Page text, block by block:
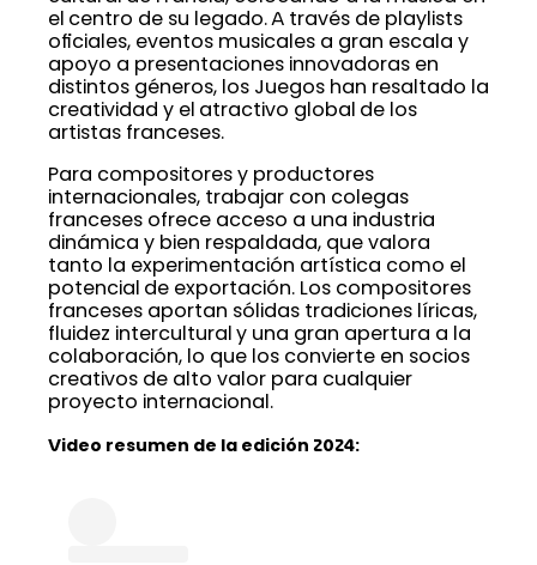
el centro de su legado. A través de playlists
oficiales, eventos musicales a gran escala y
apoyo a presentaciones innovadoras en
distintos géneros, los Juegos han resaltado la
creatividad y el atractivo global de los
artistas franceses.
Para compositores y productores
internacionales, trabajar con colegas
franceses ofrece acceso a una industria
dinámica y bien respaldada, que valora
tanto la experimentación artística como el
potencial de exportación. Los compositores
franceses aportan sólidas tradiciones líricas,
fluidez intercultural y una gran apertura a la
colaboración, lo que los convierte en socios
creativos de alto valor para cualquier
proyecto internacional.
Video resumen de la edición 2024: